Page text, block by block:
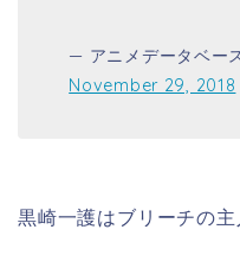
— アニメデータベ
November 29, 2018
黒崎一護はブリーチの主